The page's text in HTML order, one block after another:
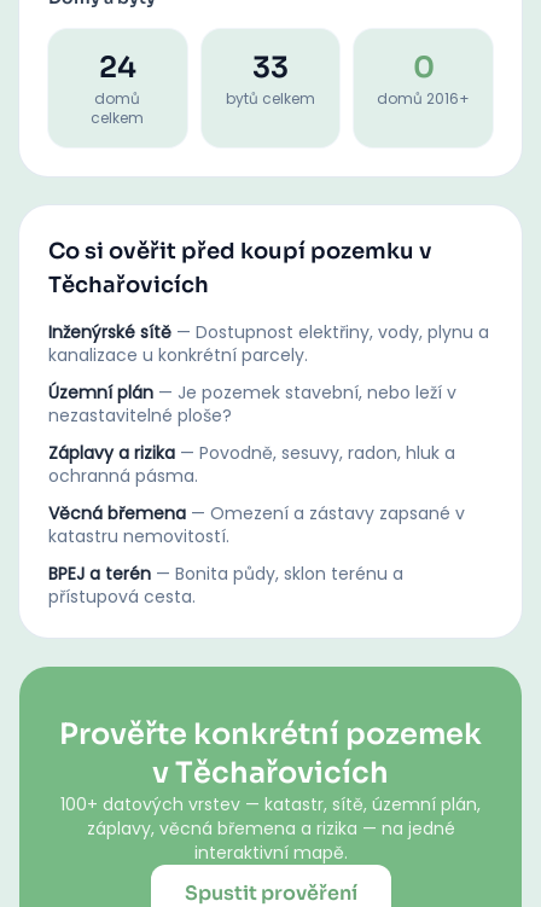
24
domů
celkem
33
bytů celkem
0
domů 2016+
Co si ověřit před koupí pozemku v
Těchařovicích
Inženýrské sítě — Dostupnost elektřiny, vody, plynu a
kanalizace u konkrétní parcely.
Územní plán — Je pozemek stavební, nebo leží v
nezastavitelné ploše?
Záplavy a rizika — Povodně, sesuvy, radon, hluk a
ochranná pásma.
Věcná břemena — Omezení a zástavy zapsané v
katastru nemovitostí.
BPEJ a terén — Bonita půdy, sklon terénu a
přístupová cesta.
Prověřte konkrétní pozemek
v Těchařovicích
100+ datových vrstev — katastr, sítě, územní plán,
záplavy, věcná břemena a rizika — na jedné
interaktivní mapě.
Spustit prověření